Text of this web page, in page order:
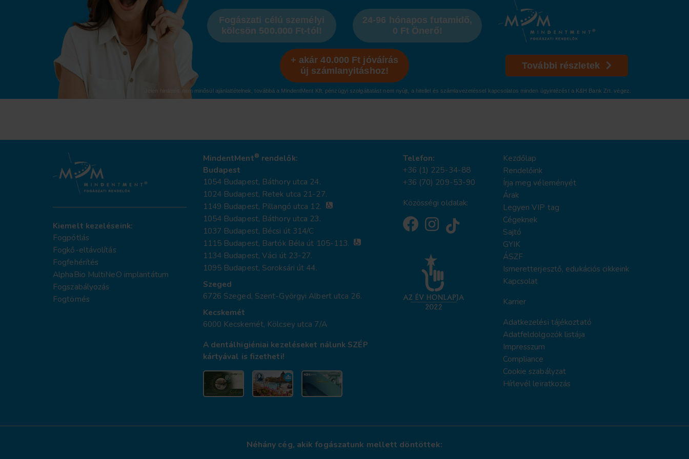
Fogászati célú személyi
kölcsön 500.000 Ft-tól!
24-96 hónapos futamidő,
0 Ft Önerő!
+ akár 40.000 Ft jóváírás
új számlanyitáshoz!
További részletek
Jelen hirdetés nem minősül ajánlattételnek, továbbá a MindentMent Kft. pénzügyi szolgáltatást nem nyújt, a hitellel és számlavezetéssel kapcsolatos minden ügyintézést a K&H Bank Zrt. végez.
Kiemelt kezeléseink:
Fogpótlás
Fogkő-eltávolítás
Fogfehérítés
AlphaBio MultiNeO implantátum
Fogszabályozás
Fogtömés
MindentMent® rendelők:
Budapest
1054 Budapest, Báthory utca 24.
1024 Budapest, Retek utca 21-27.
1149 Budapest, Pillangó utca 12.
1054 Budapest, Báthory utca 23.
1037 Budapest, Bécsi út 314/C
1115 Budapest, Bartók Béla út 105-113.
1134 Budapest, Váci út 23-27.
1095 Budapest, Soroksári út 44.
Szeged
6726 Szeged, Szent-Györgyi Albert utca 26.
Kecskemét
6000 Kecskemét, Kölcsey utca 7/A
A dentálhigiéniai kezeléseket nálunk SZÉP
kártyával is fizetheti!
Telefon:
+36 (1) 225-34-88
+36 (70) 209-53-90
Közösségi oldalak:
Kezdőlap
Rendelőink
Írja meg véleményét
Árak
Legyen VIP tag
Cégeknek
Sajtó
GYIK
ÁSZF
Ismeretterjesztő, edukációs cikkeink
Kapcsolat
Karrier
Adatkezelési tájékoztató
Adatfeldolgozók listája
Impresszum
Compliance
Cookie szabályzat
Hírlevél leiratkozás
Néhány cég, akik fogászatunk mellett döntöttek: